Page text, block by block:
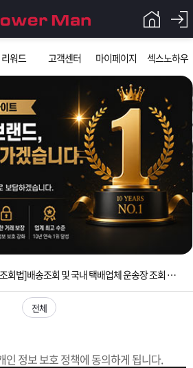
리워드 고객센터 마이페이지 섹스노하우
입금확인이 안되는 상황을 대비해 꼭 입금후 고객센터 연락바랍니다.
]설 연휴 배송 및 휴무 안내
[운송장번호 조회법]배송조회 및 국내 택배업체 운송장 조회 하는법
이폰 고객 앱설치 가능합니다.
용 안내] 집 밖에 주소로 택배 받기
전체
인 정보 보호 정책에 동의하게 됩니다.